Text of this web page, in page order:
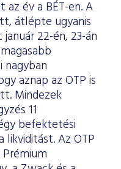
év a BÉT-en. A
átlépte ugyanis
22-én, 23-án
aznap az OTP is
Mindezek
11
befektetési
Az OTP